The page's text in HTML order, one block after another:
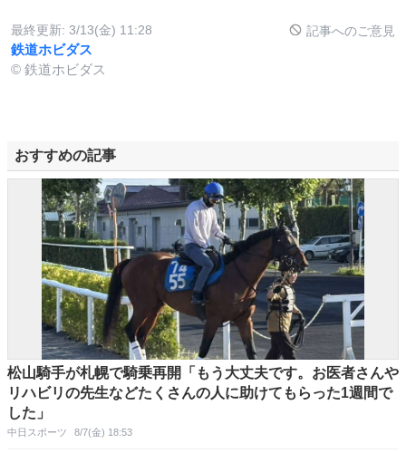
最終更新: 3/13(金) 11:28 記事へのご意見
鉄道ホビダス
© 鉄道ホビダス
おすすめの記事
松山騎手が札幌で騎乗再開「もう大丈夫です。お医者さんや
リハビリの先生などたくさんの人に助けてもらった1週間で
した」
中日スポーツ 8/7(金) 18:53